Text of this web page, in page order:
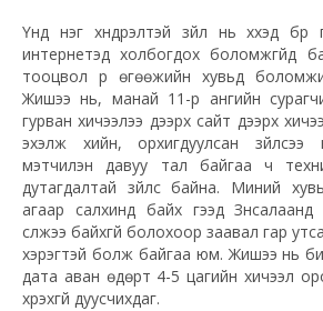
Үүнд нэг хүндрэлтэй зүйл нь хүүхэд бүр
интернетэд холбогдох боломжгүйд
тооцвол үр өгөөжийн хувьд
Жишээ нь, манай 11-р ангийн
гурван хичээлээ дээрх сайт дээрх
эхэлж хийн, орхигдуулсан
мэтчилэн давуу тал байгаа ч
дутагдалтай зүйлс байна. Миний
агаар салхинд байх гээд
сүлжээ байхгүй болохоор заавал гар
хэрэгтэй болж байгаа юм. Жишээ нь
дата аван өдөрт 4-5 цагийн хичээл
хүрэхгүй дуусчихдаг.